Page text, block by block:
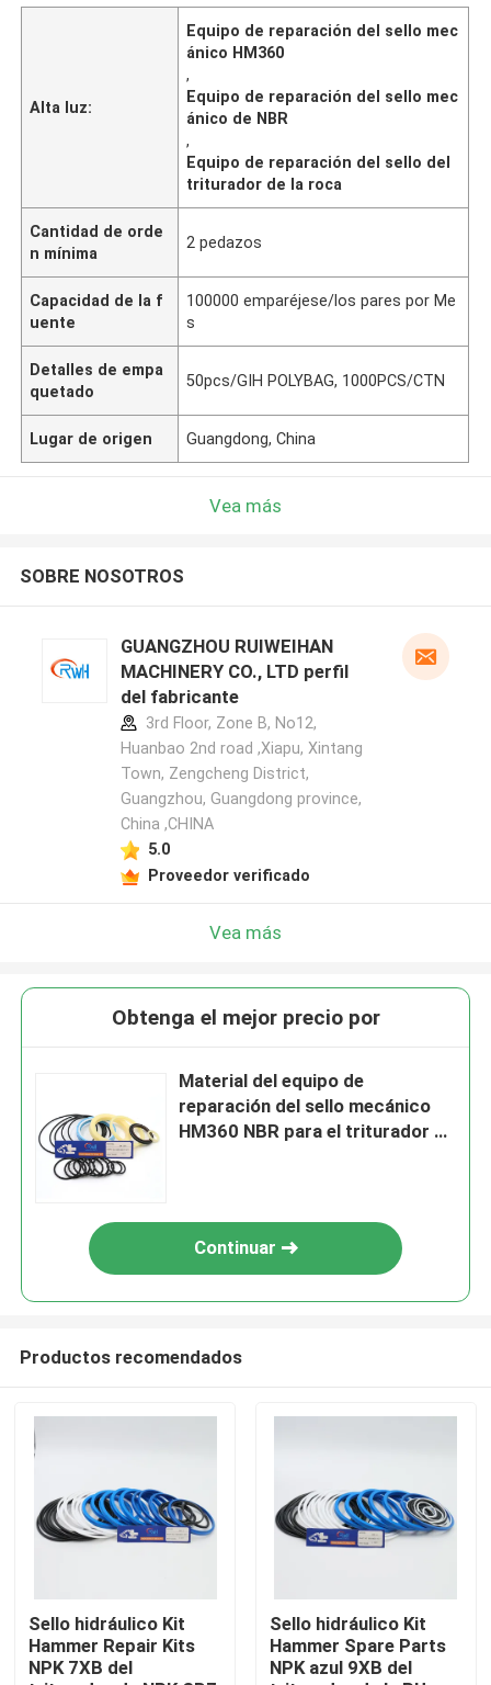
Hogar
Vídeos
Alta luz:
Equipo de reparación del sello mec
ánico HM360
,
Equipo de reparación del sello mec
ánico de NBR
,
Equipo de reparación del sello del
triturador de la roca
Cantidad de orde
n mínima
2 pedazos
Capacidad de la f
uente
100000 emparéjese/los pares por Me
s
Detalles de empa
quetado
50pcs/GIH POLYBAG, 1000PCS/CTN
Lugar de origen Guangdong, China
Vea más
SOBRE NOSOTROS
GUANGZHOU RUIWEIHAN
MACHINERY CO., LTD perfil
del fabricante
3rd Floor, Zone B, No12,
Huanbao 2nd road ,Xiapu, Xintang
Town, Zengcheng District,
Guangzhou, Guangdong province,
China ,CHINA
5.0
Proveedor verificado
Vea más
Obtenga el mejor precio por
Material del equipo de
reparación del sello mecánico
HM360 NBR para el triturador de
Continuar
Productos recomendados
Sello hidráulico Kit
Hammer Repair Kits
NPK 7XB del
Sello hidráulico Kit
Hammer Spare Parts
NPK azul 9XB del